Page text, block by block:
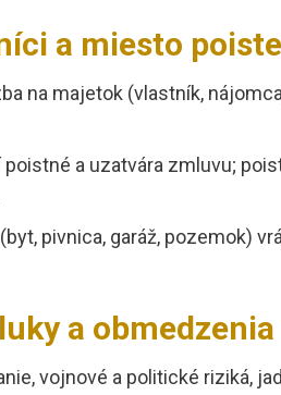
a miesto
na majetok (vlastník,
poistné a uzatvára zmluvu;
pivnica, garáž, pozemok)
a obmedzenia
vojnové a politické riziká,